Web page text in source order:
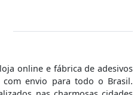
online e fábrica de adesivos
com envio para todo o Brasil.